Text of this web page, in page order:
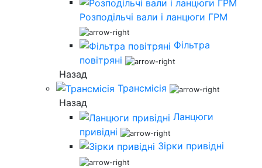
Розподільчі вали і ланцюги ГРМ
Фільтра
повітряні
Назад
Трансмісія
Назад
Ланцюги
привідні
Зірки привідні